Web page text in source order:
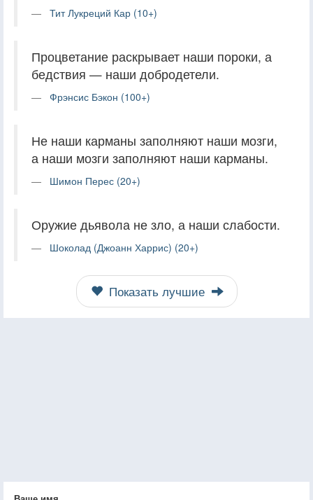
Тит Лукреций Кар (10+)
Процветание раскрывает наши пороки, а
бедствия — наши добродетели.
Фрэнсис Бэкон (100+)
Не наши карманы заполняют наши мозги,
а наши мозги заполняют наши карманы.
Шимон Перес (20+)
Оружие дьявола не зло, а наши слабости.
Шоколад (Джоанн Харрис) (20+)
Показать лучшие